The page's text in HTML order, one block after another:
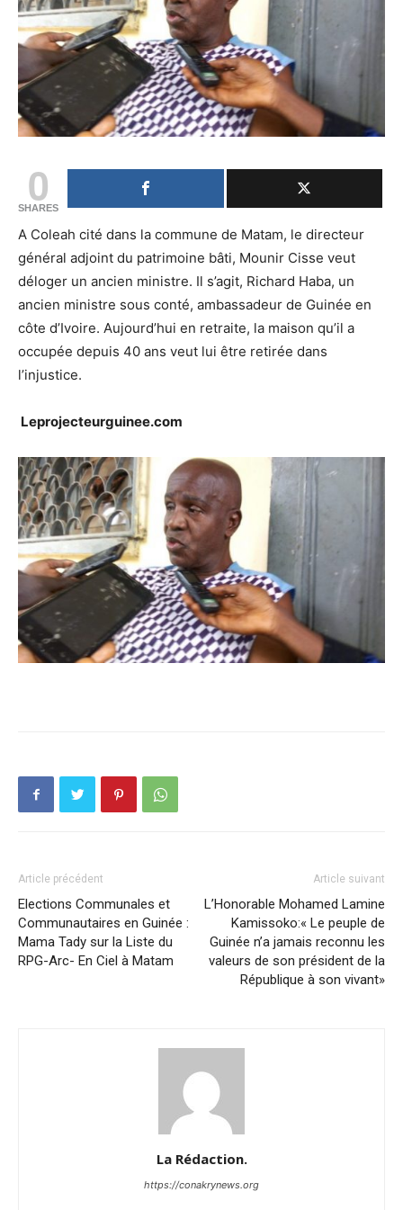
0
SHARES
A Coleah cité dans la commune de Matam, le directeur
général adjoint du patrimoine bâti, Mounir Cisse veut
déloger un ancien ministre. Il s’agit, Richard Haba, un
ancien ministre sous conté, ambassadeur de Guinée en
côte d’Ivoire. Aujourd’hui en retraite, la maison qu’il a
occupée depuis 40 ans veut lui être retirée dans
l’injustice.
Leprojecteurguinee.com
Article précédent
Elections Communales et
Communautaires en Guinée :
Mama Tady sur la Liste du
RPG-Arc- En Ciel à Matam
Article suivant
L’Honorable Mohamed Lamine
Kamissoko:« Le peuple de
Guinée n’a jamais reconnu les
valeurs de son président de la
République à son vivant»
La Rédaction.
https://conakrynews.org